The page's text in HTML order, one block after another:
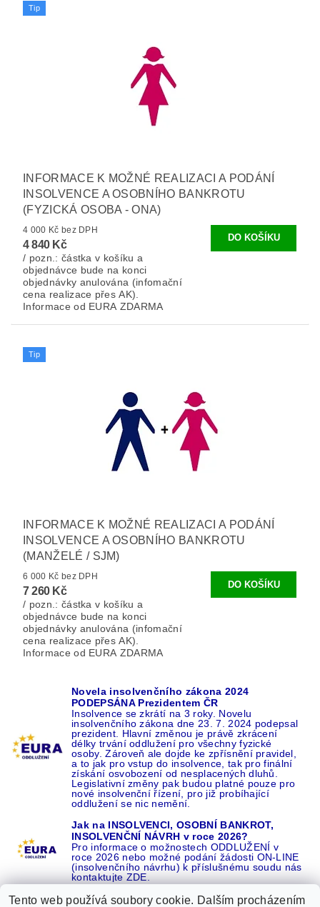
Tip
INFORMACE K MOŽNÉ REALIZACI A PODÁNÍ
INSOLVENCE A OSOBNÍHO BANKROTU
(FYZICKÁ OSOBA - ONA)
4 000 Kč bez DPH
4 840 Kč
/ pozn.: částka v košíku a
objednávce bude na konci
objednávky anulována (infomační
cena realizace přes AK).
Informace od EURA ZDARMA
Tip
INFORMACE K MOŽNÉ REALIZACI A PODÁNÍ
INSOLVENCE A OSOBNÍHO BANKROTU
(MANŽELÉ / SJM)
6 000 Kč bez DPH
7 260 Kč
/ pozn.: částka v košíku a
objednávce bude na konci
objednávky anulována (infomační
cena realizace přes AK).
Informace od EURA ZDARMA
Novela insolvenčního zákona 2024
PODEPSÁNA Prezidentem ČR
Insolvence se zkrátí na 3 roky. Novelu
insolvenčního zákona dne 23. 7. 2024 podepsal
prezident. Hlavní změnou je právě zkrácení
délky trvání oddlužení pro všechny fyzické
osoby. Zároveň ale dojde ke zpřísnění pravidel,
a to jak pro vstup do insolvence, tak pro finální
získání osvobození od nesplacených dluhů.
Legislativní změny pak budou platné pouze pro
nové insolvenční řízení, pro již probíhající
oddlužení se nic nemění.
Jak na INSOLVENCI, OSOBNÍ BANKROT,
INSOLVENČNÍ NÁVRH v roce 2026?
Pro informace o možnostech ODDLUŽENÍ v
roce 2026 nebo možné podání žádosti ON-LINE
(insolvenčního návrhu) k příslušnému soudu nás
kontaktujte ZDE.
Tento web používá soubory cookie. Dalším procházením